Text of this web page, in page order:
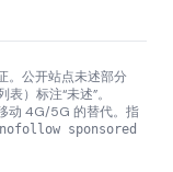
。公开站点未述部分
）标注“未述”。
动 4G/5G 的替代。指
sponsored